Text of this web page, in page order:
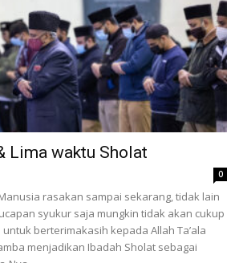
Lima waktu Sholat
0
rasakan sampai sekarang, tidak lain
syukur saja mungkin tidak akan cukup
berterimakasih kepada Allah Ta’ala
menjadikan Ibadah Sholat sebagai